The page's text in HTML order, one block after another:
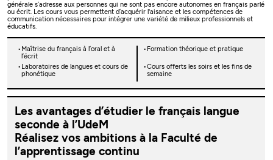
générale s’adresse aux personnes qui ne sont pas encore autonomes en français parlé
ou écrit. Les cours vous permettent d’acquérir l'aisance et les compétences de
communication nécessaires pour intégrer une variété de milieux professionnels et
éducatifs.
Maîtrise du français à l’oral et à
l’écrit
Formation théorique et pratique
Laboratoires de langues et cours de
phonétique
Cours offerts les soirs et les fins de
semaine
Les avantages d’étudier le français langue
seconde à l’UdeM
Réalisez vos ambitions à la Faculté de
l’apprentissage continu